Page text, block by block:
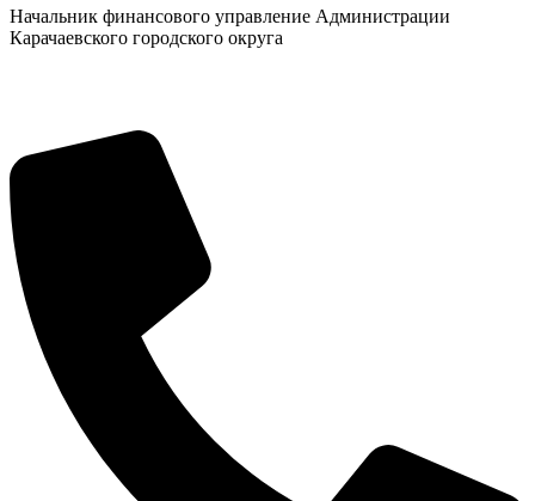
КСП КГО
Начальник финансового управление Администрации
Карачаевского городского округа